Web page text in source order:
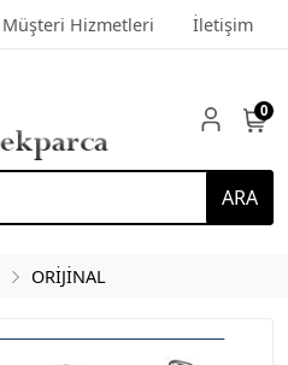
Müşteri Hizmetleri İletişim
ARA
0
ORİJİNAL